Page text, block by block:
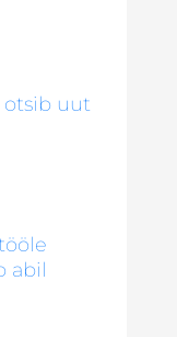
otsib uut
abil